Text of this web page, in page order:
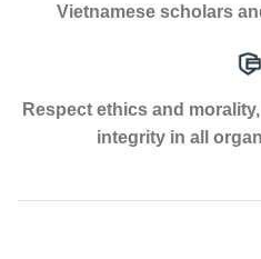
Vietnamese scholars
Respect ethics and
integrity in all